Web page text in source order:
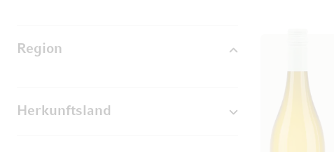
Region
Herkunftsland